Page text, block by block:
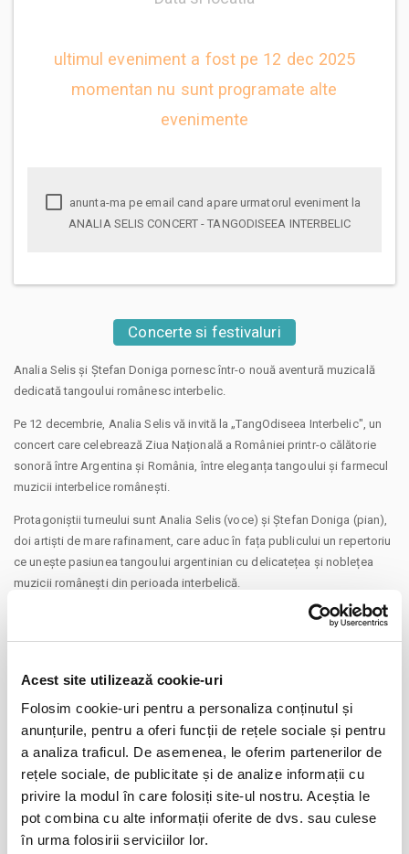
Acest site utilizează cookie-uri
Folosim cookie-uri pentru a personaliza conținutul și
anunțurile, pentru a oferi funcții de rețele sociale și pentru
a analiza traficul. De asemenea, le oferim partenerilor de
rețele sociale, de publicitate și de analize informații cu
privire la modul în care folosiți site-ul nostru. Aceștia le
pot combina cu alte informații oferite de dvs. sau culese
în urma folosirii serviciilor lor.
ultimul eveniment a fost pe 12 dec 2025
momentan nu sunt programate alte
evenimente
ANALIA SELIS CONCERT - TANGODISEEA INTERBELIC
Concerte si festivaluri
Analia Selis și Ștefan Doniga pornesc într-o nouă aventură muzicală
dedicată tangoului românesc interbelic.
Pe 12 decembrie, Analia Selis vă invită la „TangOdiseea Interbelic", un
concert care celebrează Ziua Națională a României printr-o călătorie
sonoră între Argentina și România, între eleganța tangoului și farmecul
muzicii interbelice românești.
Protagoniștii turneului sunt Analia Selis (voce) și Ștefan Doniga (pian),
doi artiști de mare rafinament, care aduc în fața publicului un repertoriu
ce unește pasiunea tangoului argentinian cu delicatețea și noblețea
muzicii românești din perioada interbelică.
Printre titlurile ce vor răsuna pe scenă se numără piese precum „Pe
muzicale care reînvie poveștile unei epoci elegante și pasionale.
„În proiectele mele recente dedicate tangoului argentinian, am început
să includ și piese românești de tango. Am avut bucuria imensă de a
descoperi repertoriul românesc interbelic și am simțit ferm că această
muzică are o putere mare, care trebuie pusă în valoare în toată
splendoarea sa. O duc mai departe cu același respect și cu mândria cu
care port buletinul meu românesc din 2011.” - Analia Selis
CONTINUARE
Distribuie aceasta pagina